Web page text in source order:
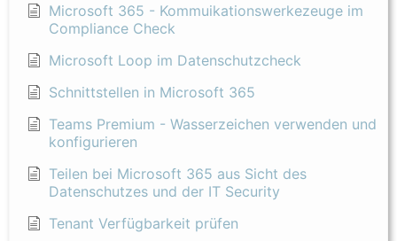
Microsoft 365 - Kommuikationswerkezeuge im
Compliance Check
Microsoft Loop im Datenschutzcheck
Schnittstellen in Microsoft 365
Teams Premium - Wasserzeichen verwenden und
konfigurieren
Teilen bei Microsoft 365 aus Sicht des
Datenschutzes und der IT Security
Tenant Verfügbarkeit prüfen